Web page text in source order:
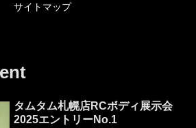
サイトマップ
タムタム札幌店RCボディ展示会
2025エントリーNo.1